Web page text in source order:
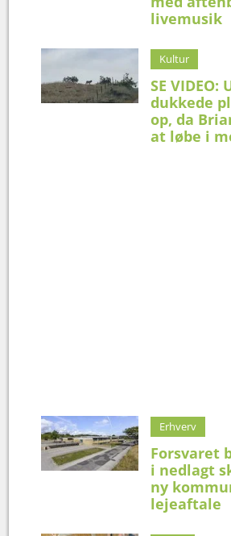
livemusik
Kultur
SE VIDEO:
dukkede
op, da
at løbe i
Erhverv
Forsvaret
i nedlagt
ny
lejeaftale